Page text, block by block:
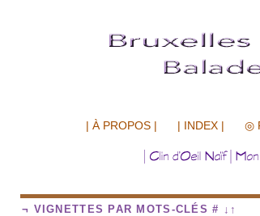
| À PROPOS | | INDEX | ◎
¬ VIGNETTES PAR MOTS-CLÉS # ↓↑